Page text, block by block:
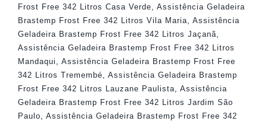
Frost Free 342 Litros Casa Verde
Assistência Geladeira
Brastemp Frost Free 342 Litros Vila Maria
Assistência
Geladeira Brastemp Frost Free 342 Litros Jaçanã
Assistência Geladeira Brastemp Frost Free 342 Litros
Mandaqui
Assistência Geladeira Brastemp Frost Free
342 Litros Tremembé
Assistência Geladeira Brastemp
Frost Free 342 Litros Lauzane Paulista
Assistência
Geladeira Brastemp Frost Free 342 Litros Jardim São
Paulo
Assistência Geladeira Brastemp Frost Free 342